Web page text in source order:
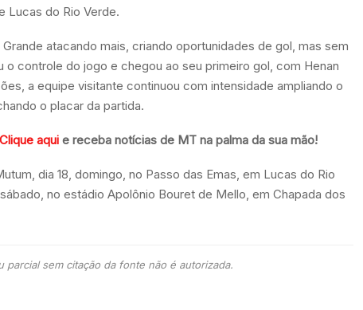
Lucas do Rio Verde.
atacando mais, criando oportunidades de gol, mas sem
controle do jogo e chegou ao seu primeiro gol, com Henan
a equipe visitante continuou com intensidade ampliando o
o placar da partida.
Clique aqui e receba notícias de MT na palma da sua mão!
dia 18, domingo, no Passo das Emas, em Lucas do Rio
no estádio Apolônio Bouret de Mello, em Chapada dos
sem citação da fonte não é autorizada.